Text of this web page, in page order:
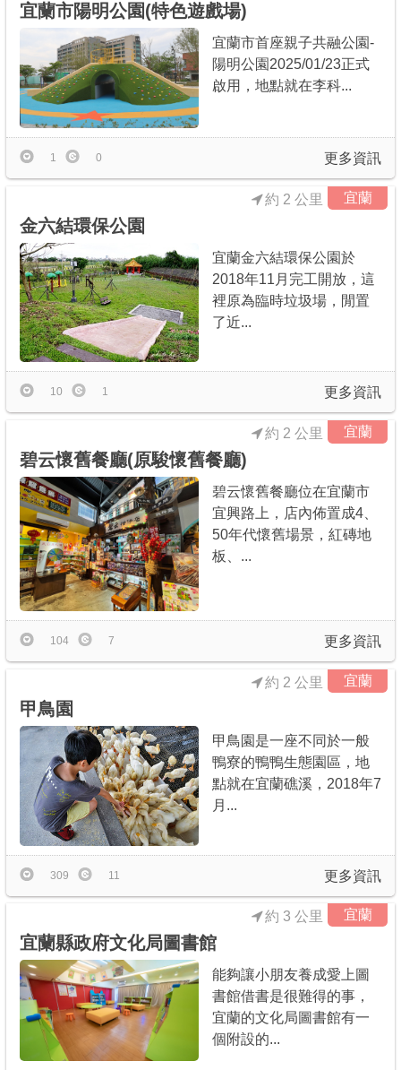
宜蘭市陽明公園(特色遊戲場)
宜蘭市首座親子共融公園-
陽明公園2025/01/23正式
啟用，地點就在李科...
更多資訊
1 0
宜蘭
金六結環保公園
約 2 公里
宜蘭金六結環保公園於
2018年11月完工開放，這
裡原為臨時垃圾場，閒置
了近...
更多資訊
10 1
宜蘭
碧云懷舊餐廳(原駿懷舊餐廳)
約 2 公里
碧云懷舊餐廳位在宜蘭市
宜興路上，店內佈置成4、
50年代懷舊場景，紅磚地
板、...
更多資訊
104 7
宜蘭
甲鳥園
約 2 公里
甲鳥園是一座不同於一般
鴨寮的鴨鴨生態園區，地
點就在宜蘭礁溪，2018年7
月...
更多資訊
309 11
宜蘭
宜蘭縣政府文化局圖書館
約 3 公里
能夠讓小朋友養成愛上圖
書館借書是很難得的事，
宜蘭的文化局圖書館有一
個附設的...